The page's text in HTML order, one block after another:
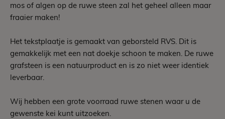
mos of algen op de ruwe steen zal het geheel alleen maar
fraaier maken!
Het tekstplaatje is gemaakt van geborsteld RVS. Dit is
gemakkelijk met een nat doekje schoon te maken. De ruwe
grafsteen is een natuurproduct en is zo niet weer identiek
leverbaar.
Wij hebben een grote voorraad ruwe stenen waar u de
gewenste kei kunt uitzoeken.